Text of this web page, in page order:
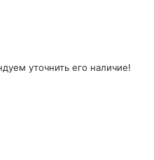
уточнить его наличие!